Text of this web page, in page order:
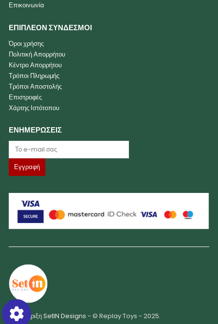
Επικοινωνία
ΕΠΙΠΛΕΟΝ ΣΥΝΔΕΣΜΟΙ
Όροι χρήσης
Πολιτική Απορρήτου
Κέντρο Απορρήτου
Τρόποι Πληρωμής
Τρόποι Αποστολής
Επιστροφές
Χάρτης Ιστότοπου
ΕΝΗΜΕΡΩΣΕΙΣ
ΥποστήριξηSetIN Designs - © Replay Toys - 2025.